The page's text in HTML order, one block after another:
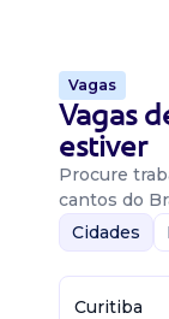
Vagas
Vagas
estiver
Procure
cantos do
Cidades
Curitiba